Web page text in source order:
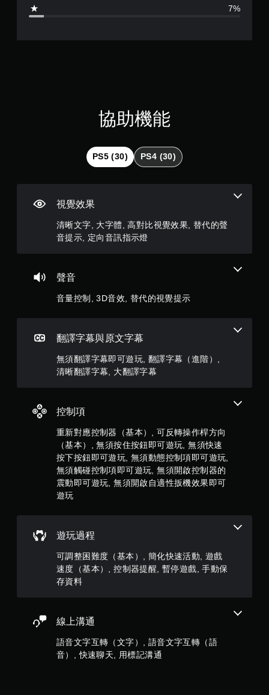
6
5
顆
星
，
3
1
5
則
評
分
7%
協助機能
PS5 (30) PS4 (30)
視覺效果
清晰文字, 大字體, 高對比視覺效果, 替代的聲
音提示, 定向音訊指示燈
聲音
音量控制, 3D音效, 替代的視覺提示
翻譯字幕與原文字幕
無須翻譯字幕即可遊玩, 翻譯字幕（進階）,
清晰翻譯字幕, 大翻譯字幕
控制項
重新對應控制器（基本）, 可反轉操作桿方向
（基本）, 無須按住按鈕即可遊玩, 無須快速
按下按鈕即可遊玩, 無須動態控制項即可遊玩,
無須觸碰控制項即可遊玩, 無須開啟控制器的
震動即可遊玩, 無須開啟自適性扳機效果即可
遊玩
阻
遊玩過程
可調整困難度（基本）, 簡化快速活動, 遊戲
速度（基本）, 控制器提醒, 暫停遊戲, 手動保
存資料
線上溝通
語音文字互轉（文字）, 語音文字互轉（語
音）, 快速聊天, 用標記溝通